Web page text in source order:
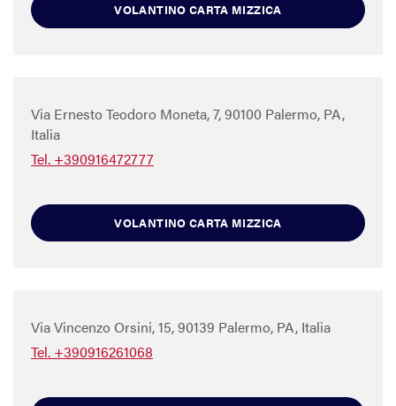
VOLANTINO CARTA MIZZICA
Via Ernesto Teodoro Moneta, 7, 90100 Palermo, PA,
Italia
Tel. +390916472777
VOLANTINO CARTA MIZZICA
Via Vincenzo Orsini, 15, 90139 Palermo, PA, Italia
Tel. +390916261068